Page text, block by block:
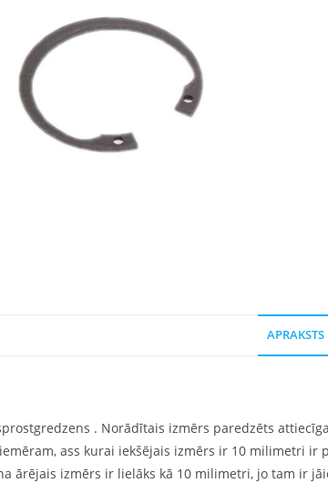
APRAKSTS
. Norādītais izmērs paredzēts
ass kurai iekšējais izmērs ir 10 milimetri ir
ārējais izmērs ir lielāks kā 10 milimetri, jo tam ir